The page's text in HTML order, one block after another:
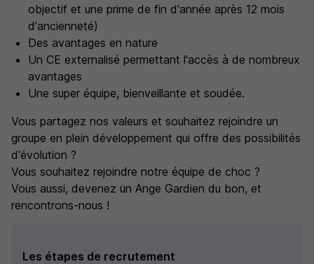
objectif et une prime de fin d'année après 12 mois
d'ancienneté)
Des avantages en nature
Un CE externalisé permettant l'accès à de nombreux
avantages
Une super équipe, bienveillante et soudée.
Vous partagez nos valeurs et souhaitez rejoindre un
groupe en plein développement qui offre des possibilités
d'évolution ?
Vous souhaitez rejoindre notre équipe de choc ?
Vous aussi, devenez un Ange Gardien du bon, et
rencontrons-nous !
Les étapes de recrutement